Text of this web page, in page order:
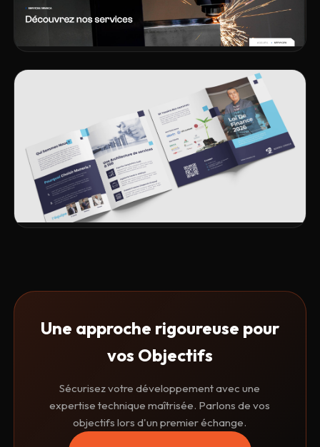
VOIR LE PROJET
DÉV. WEB STRATÉGIE
VOIR LE PROJET
Une approche rigoureuse pour
vos Objectifs
Sécurisez votre développement avec une
expertise technique maîtrisée. Parlons de vos
objectifs lors d'un premier échange.